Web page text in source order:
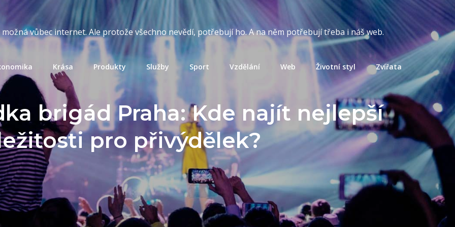
vůbec internet. Ale protože všechno nevědí, potřebují ho. A na něm potřebují třeba i náš web.
Krása Produkty Služby Sport Vzdělání Web Životní styl Zvířata
brigád Praha: Kde najít nejlepší
pro přivýdělek?